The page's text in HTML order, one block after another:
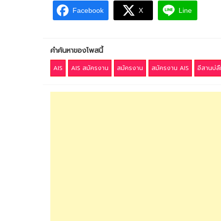
Facebook X Line
คำค้นหาของโพสนี้
AIS AIS สมัครงาน สมัครงาน สมัครงาน AIS อีสานบ่